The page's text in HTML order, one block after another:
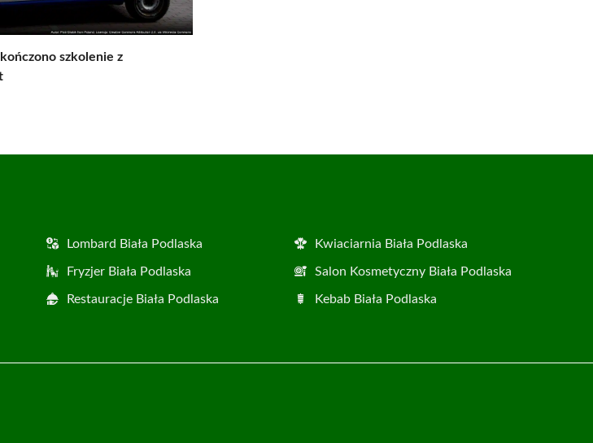
szkolenie z
Lombard Biała Podlaska Kwiaciarnia Biała Podlaska
Fryzjer Biała Podlaska Salon Kosmetyczny Biała Podlaska
Restauracje Biała Podlaska Kebab Biała Podlaska